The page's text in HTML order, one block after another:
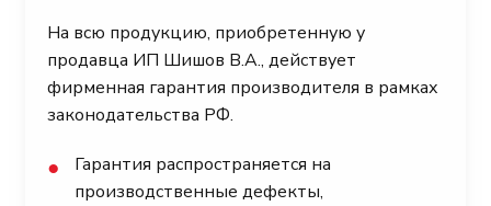
На всю продукцию, приобретенную у
продавца ИП Шишов В.А., действует
фирменная гарантия производителя в рамках
законодательства РФ.
●
Гарантия распространяется на
производственные дефекты,